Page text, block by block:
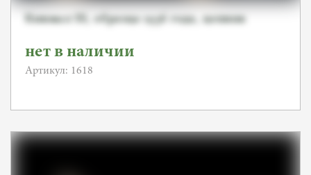
Кинжал SS, образца 1936 года, цепник
нет в наличии
Артикул: 1618